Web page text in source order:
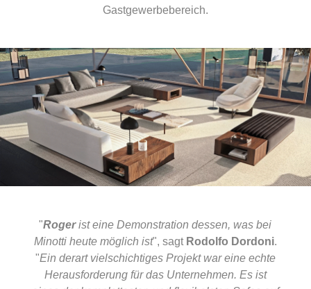
Gastgewerbebereich.
"Rogerist eine Demonstration dessen, was bei
Minotti heute möglich ist", sagt Rodolfo Dordoni.
"Ein derart vielschichtiges Projekt war eine echte
Herausforderung für das Unternehmen. Es ist